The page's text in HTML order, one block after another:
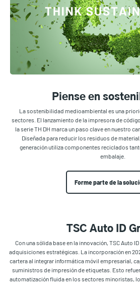
Piense en
La sostenibilidad medioambiental es una
sectores. El lanzamiento de la impresora de
la serie TH DH marca un paso clave en nuestro
Diseñada para reducir los residuos de
generación utiliza componentes reciclados
embalaje.
Forme parte de la
TSC Auto ID
Con una sólida base en la innovación, TSC Auto
adquisiciones estratégicas. La incorporación en
cartera al integrar informática móvil empresarial,
suministros de impresión de etiquetas. Esto
automatización fluida en los sectores minoristas,